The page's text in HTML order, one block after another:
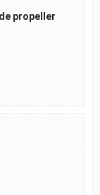
propeller